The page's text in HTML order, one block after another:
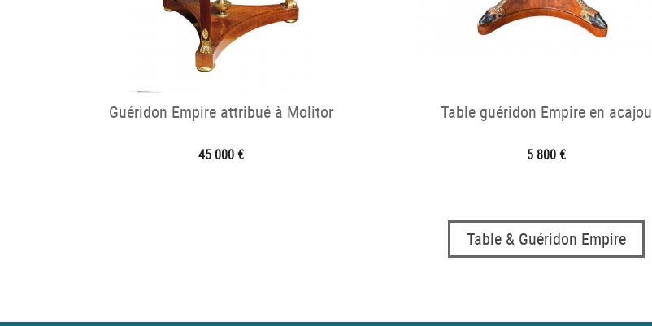
Guéridon Empire attribué à Molitor
45 000 €
Table guéridon Empire en acajou
5 800 €
Table & Guéridon Empire